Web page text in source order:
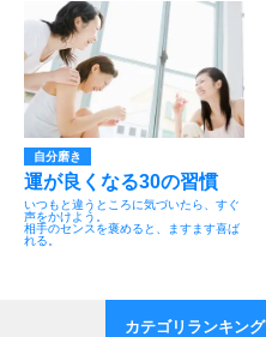
自分磨き
運が良くなる30の習慣
いつもと違うところに気づいたら、すぐ
声をかけよう。
相手のセンスを褒めると、ますます喜ば
れる。
カテゴリランキング